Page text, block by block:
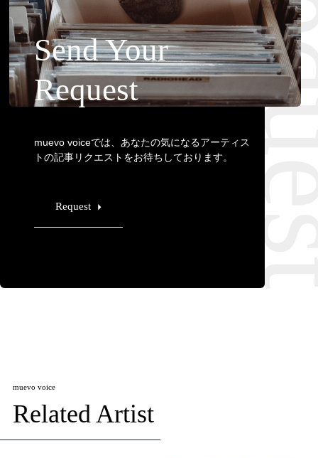
Send Your
Request
muevo voiceでは、あなたの気になるアーティス
トの記事リクエストをお待ちしております。
Request
muevo voice
Related Artist